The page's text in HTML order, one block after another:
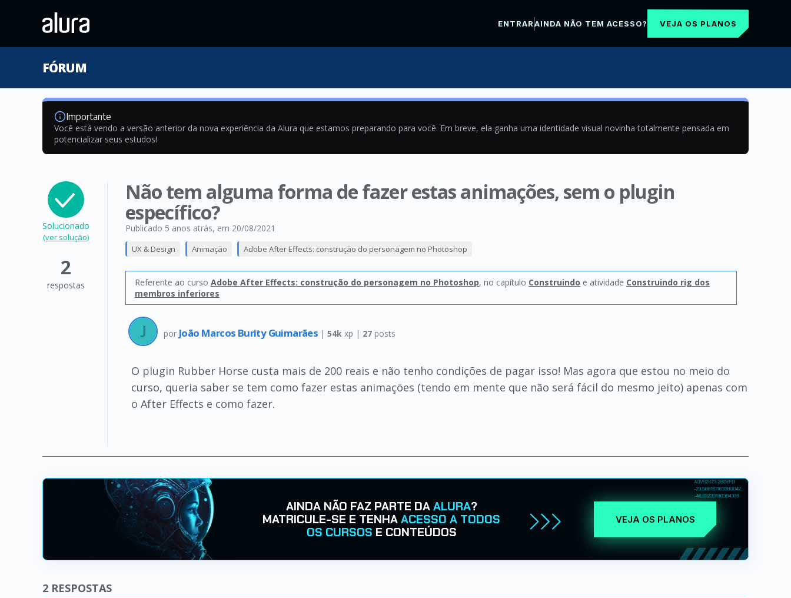
ENTRARAINDA NÃO TEM ACESSO? VEJA OS PLANOS
FÓRUM
Importante
Você está vendo a versão anterior da nova experiência da Alura que estamos preparando para você. Em breve, ela ganha uma identidade visual novinha totalmente pensada em
potencializar seus estudos!
Solucionado
(ver solução)
2
respostas
Não tem alguma forma de fazer estas animações, sem o plugin
específico?
Publicado 5 anos atrás, em 20/08/2021
UX & Design Animação Adobe After Effects: construção do personagem no Photoshop
Referente ao curso Adobe After Effects: construção do personagem no Photoshop, no capítulo Construindo e atividade Construindo rig dos
membros inferiores
por João Marcos Burity Guimarães | 54k xp | 27posts
O plugin Rubber Horse custa mais de 200 reais e não tenho condições de pagar isso! Mas agora que estou no meio do
curso, queria saber se tem como fazer estas animações (tendo em mente que não será fácil do mesmo jeito) apenas com
o After Effects e como fazer.
AINDA NÃO FAZ PARTE DAALURA?
MATRICULE-SE E TENHAACESSO A TODOS
OS CURSOS E CONTEÚDOS
VEJA OS PLANOS
2 RESPOSTAS